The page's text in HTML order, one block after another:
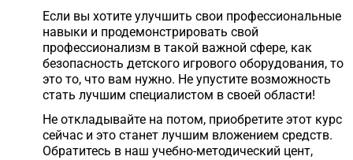
Если вы хотите улучшить свои профессиональные
навыки и продемонстрировать свой
профессионализм в такой важной сфере, как
безопасность детского игрового оборудования, то
это то, что вам нужно. Не упустите возможность
стать лучшим специалистом в своей области!
Не откладывайте на потом, приобретите этот курс
сейчас и это станет лучшим вложением средств.
Обратитесь в наш учебно-методический цент,